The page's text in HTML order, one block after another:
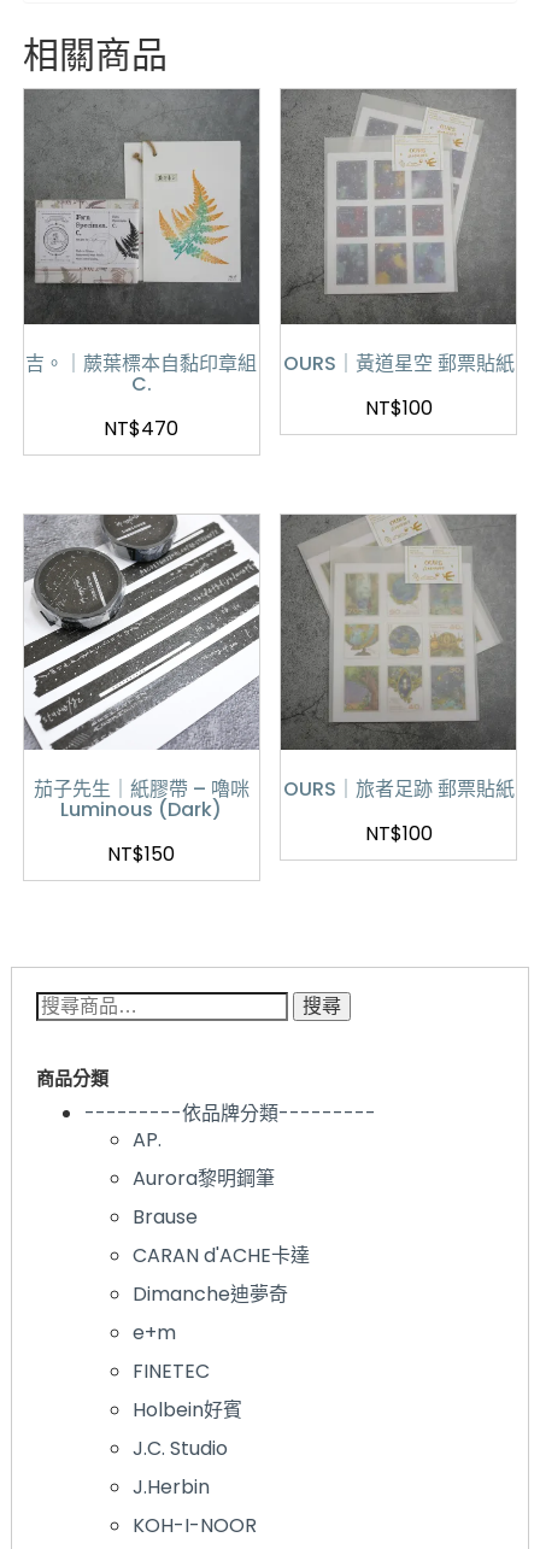
相關商品
吉。｜蕨葉標本自黏印章組
C.
NT$470
OURS｜黃道星空 郵票貼紙
NT$100
茄子先生｜紙膠帶 – 嚕咪
Luminous (Dark)
NT$150
OURS｜旅者足跡 郵票貼紙
NT$100
搜尋關鍵字: 搜尋
商品分類
---------依品牌分類---------
AP.
Aurora黎明鋼筆
Brause
CARAN d'ACHE卡達
Dimanche迪夢奇
e+m
FINETEC
Holbein好賓
J.C. Studio
J.Herbin
KOH-I-NOOR